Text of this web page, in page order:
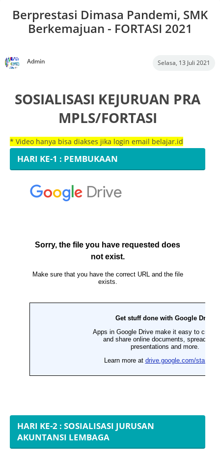
Berprestasi Dimasa Pandemi, SMK
Berkemajuan - FORTASI 2021
Admin Selasa, 13 Juli 2021
SOSIALISASI KEJURUAN PRA
MPLS/FORTASI
* Video hanya bisa diakses jika login email belajar.id
HARI KE-1 : PEMBUKAAN
HARI KE-2 : SOSIALISASI JURUSAN
AKUNTANSI LEMBAGA